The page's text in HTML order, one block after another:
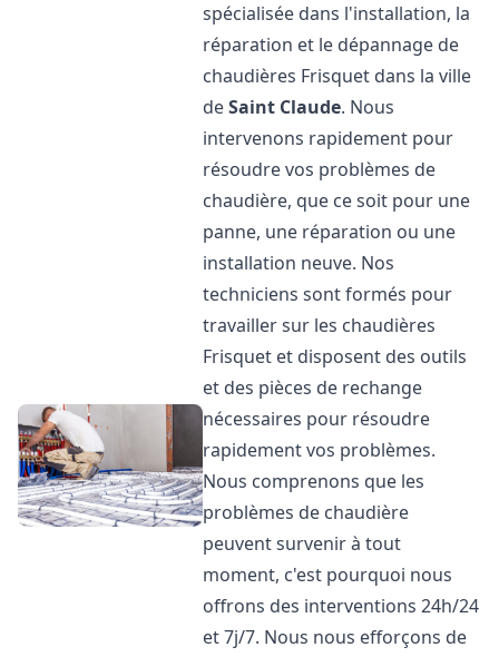
spécialisée dans l'installation, la
réparation et le dépannage de
chaudières Frisquet dans la ville
deSaint Claude. Nous
intervenons rapidement pour
résoudre vos problèmes de
chaudière, que ce soit pour une
panne, une réparation ou une
installation neuve. Nos
techniciens sont formés pour
travailler sur les chaudières
Frisquet et disposent des outils
et des pièces de rechange
nécessaires pour résoudre
rapidement vos problèmes.
Nous comprenons que les
problèmes de chaudière
peuvent survenir à tout
moment, c'est pourquoi nous
offrons des interventions 24h/24
et 7j/7. Nous nous efforçons de